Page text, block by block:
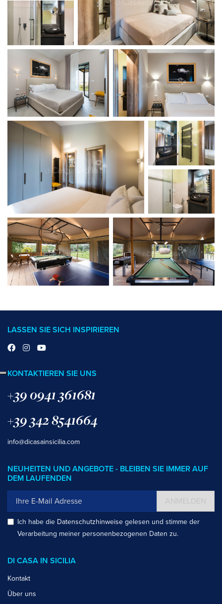
LASSEN SIE SICH INSPIRIEREN
KONTAKTIEREN SIE UNS
+39 0941 361681
+39 342 8541664
info@dicasainsicilia.com
NEUHEITEN UND ANGEBOTE - BLEIBEN SIE IMMER AUF
DEM LAUFENDEN
Ich habe die Datenschutzhinweise gelesen und stimme der
Verarbeitung meiner personenbezogenen Daten zu.
DI CASA IN SICILIA
Kontakt
Über uns